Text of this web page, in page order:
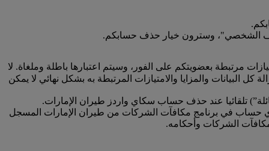
الملف الشخصي"، وسترون خيار حذف حسابكم.
مرتبطة بعضويتكم على الفور، وسيتم اعتبارها باطلة وملغاة. لا
تلقائيا عند حذف حساب سكاي واردز طيران الإمارات.
أي حساب في برنامج مكافآت الشركات من طيران الإمارات المسجل
الشركات وأحكامه.
والمزايا والامتيازات المرتبطة به بشكل نهائي لا يمكن